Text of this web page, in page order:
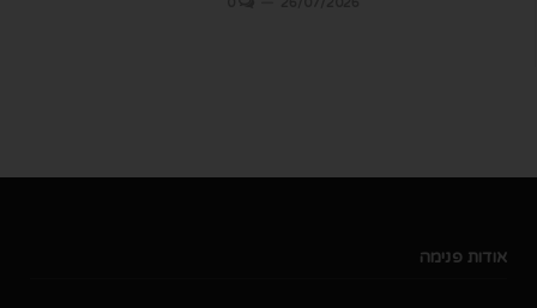
אודות פנימה